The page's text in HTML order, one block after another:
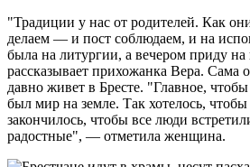
"Традиции у нас от родителей. Как
делаем — и пост соблюдаем, и на
была на литургии, а вечером приду
рассказывает прихожанка Вера. Сама
давно живет в Бресте. "Главное,
был мир на земле. Так хотелось,
закончилось, чтобы все люди
радостные", — отметила женщина.